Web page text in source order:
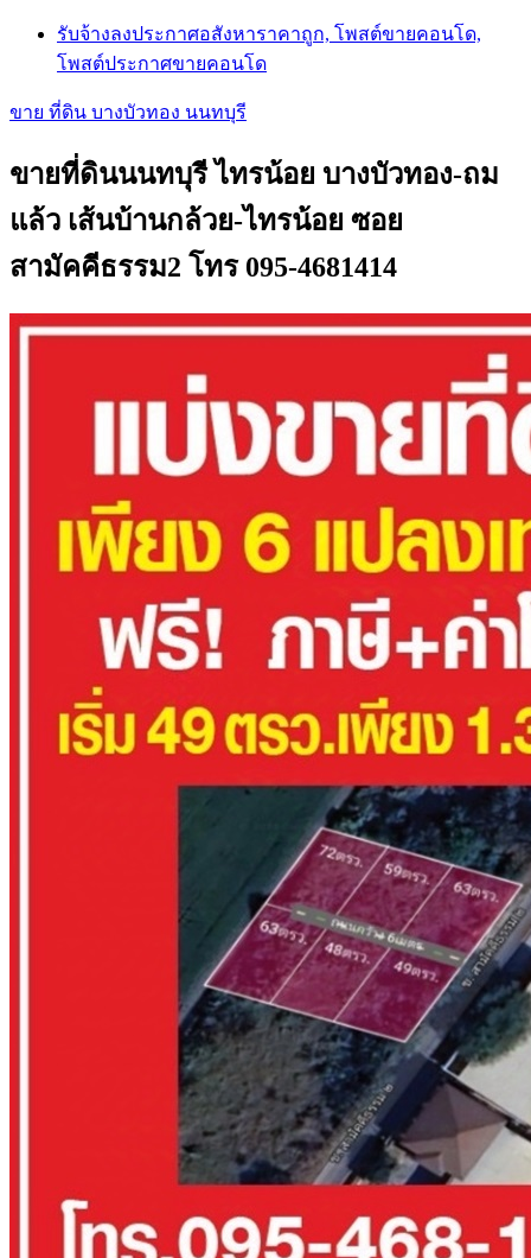
รับจ้างลงประกาศอสังหาราคาถูก, โพสต์ขายคอนโด,
โพสต์ประกาศขายคอนโด
ขาย ที่ดิน บางบัวทอง นนทบุรี
ขายที่ดินนนทบุรี ไทรน้อย บางบัวทอง-ถม
แล้ว เส้นบ้านกล้วย-ไทรน้อย ซอย
สามัคคีธรรม2 โทร 095-4681414